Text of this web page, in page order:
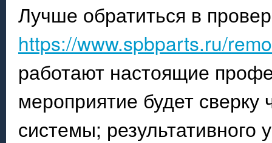
Лучше обратиться в
https://www.spbparts.ru/
работают настоящие
мероприятие будет сверку
системы;